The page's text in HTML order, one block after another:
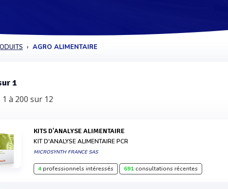
AGRO ALIMENTAIRE
1
à 200 sur 12
KITS D'ANALYSE ALIMENTAIRE
KIT D'ANALYSE ALIMENTAIRE PCR
MICROSYNTH FRANCE SAS
4professionnels intéressés 691consultations récentes